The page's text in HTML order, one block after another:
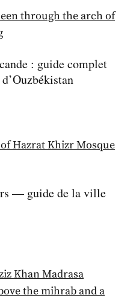
: guide complet
— guide de la ville